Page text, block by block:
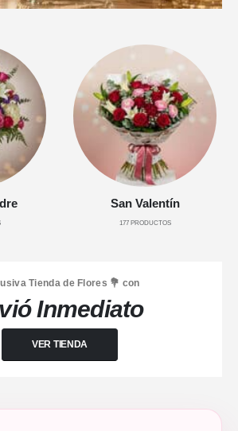
San Valentín
177PRODUCTOS
Tienda de Flores 💐 con
Inmediato
VER TIENDA